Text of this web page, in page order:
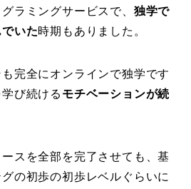
ラミングサービスで、 独学で
いた時期もありました。
完全にオンラインで独学です
び続ける モチベーションが続
スを全部を完了させても、基
の初歩の初歩レベルぐらいに